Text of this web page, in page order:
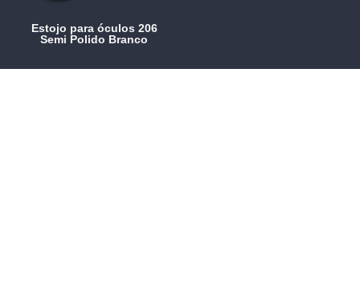
Estojo para óculos 206
Semi Polido Branco